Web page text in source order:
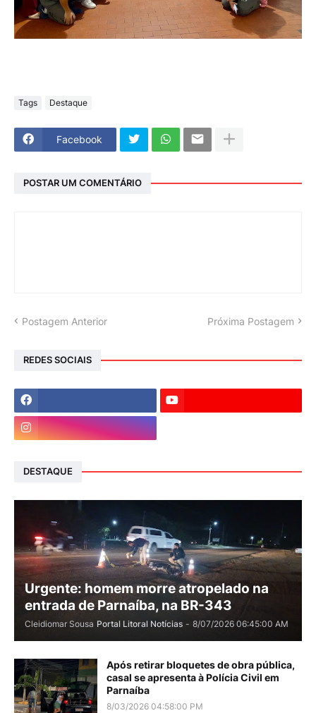
Tags Destaque
Facebook
POSTAR UM COMENTÁRIO
Postagem Anterior Próxima Postagem
REDES SOCIAIS
DESTAQUE
Urgente: homem morre atropelado na
entrada de Parnaíba, na BR-343
Cleidiomar Sousa Portal Litoral Notícias - 8/07/2026 06:45:00 AM
Após retirar bloquetes de obra pública,
casal se apresenta à Polícia Civil em
Parnaíba
8/03/2026 04:58:00 PM